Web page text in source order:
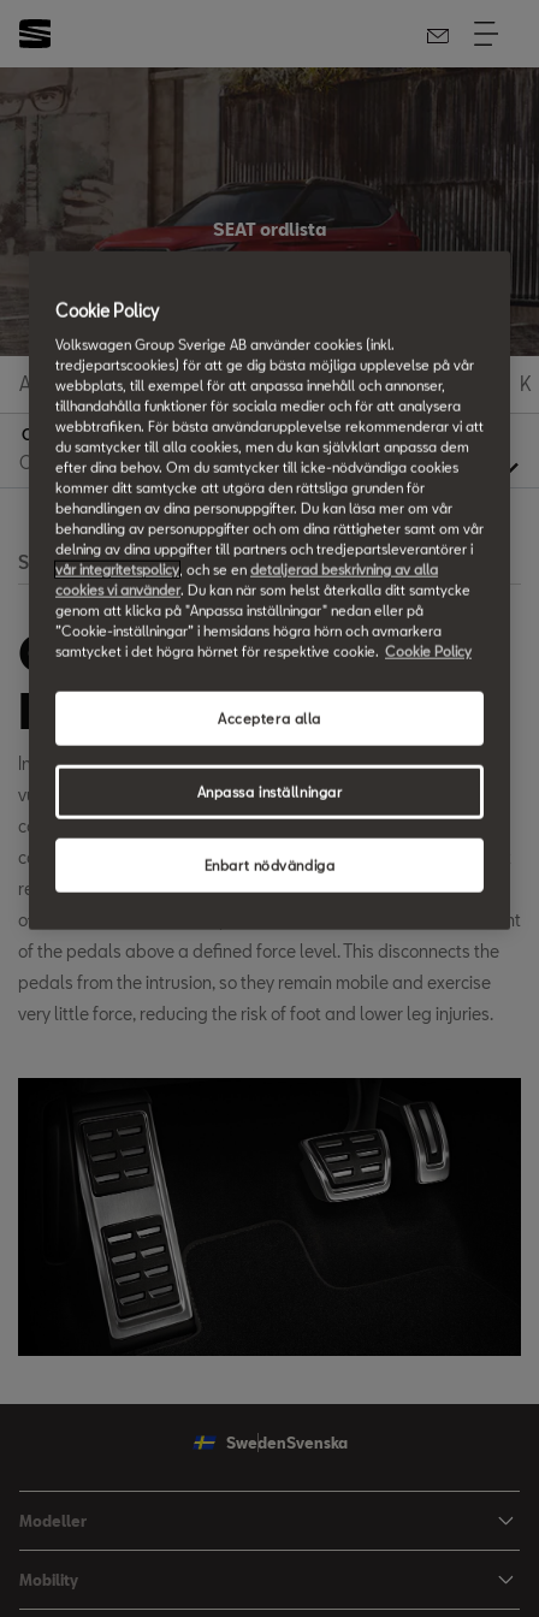
SEAT ordlista
A B C D E F G H I K
O
Search
Occupant
Protection
In the event of an accident, the driver's feet and lower legs are
vulnerable to injury depending on the type and severity of the
collision. In order to reduce that risk we make carefully
calculated use of deformation elements for the pedals and foot
rest. The deformation of the front bulkhead in the Euro NCAP
offset crash test, for example, leads to deliberate free movement
of the pedals above a defined force level. This disconnects the
pedals from the intrusion, so they remain mobile and exercise
very little force, reducing the risk of foot and lower leg injuries.
SwedenSvenska
Modeller
Arona
Mobility
Cookie Policy
Volkswagen Group Sverige AB använder cookies (inkl.
tredjepartscookies) för att ge dig bästa möjliga upplevelse på vår
webbplats, till exempel för att anpassa innehåll och annonser,
tillhandahålla funktioner för sociala medier och för att analysera
webbtrafiken. För bästa användarupplevelse rekommenderar vi att
du samtycker till alla cookies, men du kan självklart anpassa dem
efter dina behov. Om du samtycker till icke-nödvändiga cookies
kommer ditt samtycke att utgöra den rättsliga grunden för
behandlingen av dina personuppgifter. Du kan läsa mer om vår
behandling av personuppgifter och om dina rättigheter samt om vår
delning av dina uppgifter till partners och tredjepartsleverantörer i
vår integritetspolicy, och se en detaljerad beskrivning av alla
cookies vi använder. Du kan när som helst återkalla ditt samtycke
genom att klicka på "Anpassa inställningar" nedan eller på
”Cookie-inställningar” i hemsidans högra hörn och avmarkera
samtycket i det högra hörnet för respektive cookie. Cookie Policy
Enbart nödvändiga
Acceptera alla
Anpassa inställningar